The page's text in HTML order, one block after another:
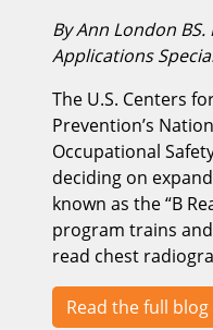
By Ann London BS.
Applications
The U.S. Centers
Prevention’s
Occupational
deciding on
known as the “B
program trains
read chest
Read the full blog